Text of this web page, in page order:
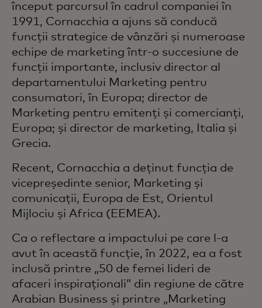
început parcursul în cadrul companiei în
1991, Cornacchia a ajuns să conducă
funcții strategice de vânzări și numeroase
echipe de marketing într-o succesiune de
funcții importante, inclusiv director al
departamentului Marketing pentru
consumatori, în Europa; director de
Marketing pentru emitenți și comercianți,
Europa; și director de marketing, Italia și
Grecia.
Recent, Cornacchia a deținut funcția de
vicepreședinte senior, Marketing și
comunicații, Europa de Est, Orientul
Mijlociu și Africa (EEMEA).
Ca o reflectare a impactului pe care l-a
avut în această funcție, în 2022, ea a fost
inclusă printre „50 de femei lideri de
afaceri inspiraționali” din regiune de către
Arabian Business și printre „Marketing